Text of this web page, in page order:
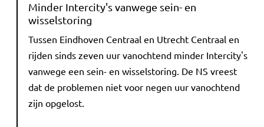
Minder Intercity's vanwege sein- en
wisselstoring
Tussen Eindhoven Centraal en Utrecht Centraal en
rijden sinds zeven uur vanochtend minder Intercity's
vanwege een sein- en wisselstoring. De NS vreest
dat de problemen niet voor negen uur vanochtend
zijn opgelost.